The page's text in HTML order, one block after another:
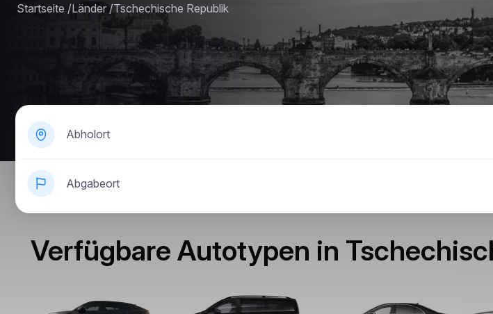
Startseite /Länder /Tschechische Republik
Abholort
Abgabeort
Verfügbare Autotypen in